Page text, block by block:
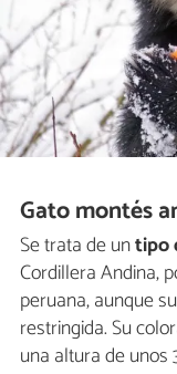
Gato montés
Se trata de untipo
Cordillera Andina,
peruana, aunque
restringida. Su
una altura de unos